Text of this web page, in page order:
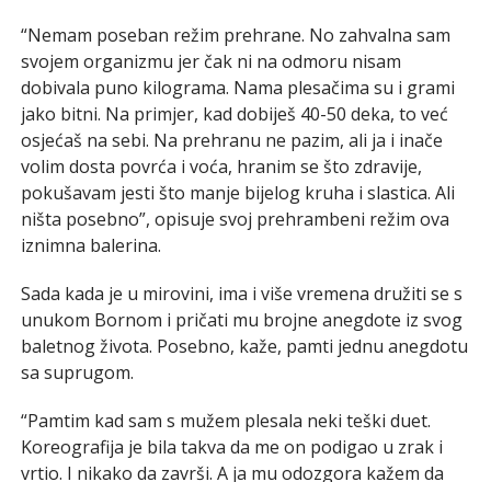
“Nemam poseban režim prehrane. No zahvalna sam
svojem organizmu jer čak ni na odmoru nisam
dobivala puno kilograma. Nama plesačima su i grami
jako bitni. Na primjer, kad dobiješ 40-50 deka, to već
osjećaš na sebi. Na prehranu ne pazim, ali ja i inače
volim dosta povrća i voća, hranim se što zdravije,
pokušavam jesti što manje bijelog kruha i slastica. Ali
ništa posebno”, opisuje svoj prehrambeni režim ova
iznimna balerina.
Sada kada je u mirovini, ima i više vremena družiti se s
unukom Bornom i pričati mu brojne anegdote iz svog
baletnog života. Posebno, kaže, pamti jednu anegdotu
sa suprugom.
“Pamtim kad sam s mužem plesala neki teški duet.
Koreografija je bila takva da me on podigao u zrak i
vrtio. I nikako da završi. A ja mu odozgora kažem da